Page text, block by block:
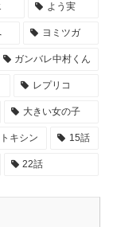
よう実
ヨミツガ
ガンバレ中村くん
レプリコ
大きい女の子
キシン 15話
22話